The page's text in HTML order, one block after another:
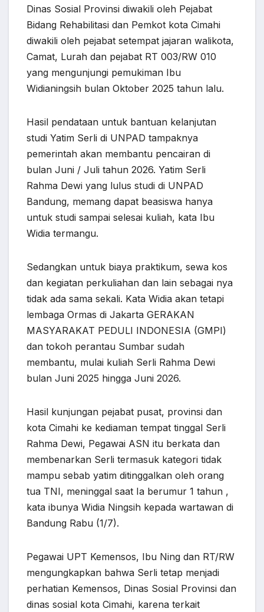
Dinas Sosial Provinsi diwakili oleh Pejabat
Bidang Rehabilitasi dan Pemkot kota Cimahi
diwakili oleh pejabat setempat jajaran walikota,
Camat, Lurah dan pejabat RT 003/RW 010
yang mengunjungi pemukiman Ibu
Widianingsih bulan Oktober 2025 tahun lalu.
Hasil pendataan untuk bantuan kelanjutan
studi Yatim Serli di UNPAD tampaknya
pemerintah akan membantu pencairan di
bulan Juni / Juli tahun 2026. Yatim Serli
Rahma Dewi yang lulus studi di UNPAD
Bandung, memang dapat beasiswa hanya
untuk studi sampai selesai kuliah, kata Ibu
Widia termangu.
Sedangkan untuk biaya praktikum, sewa kos
dan kegiatan perkuliahan dan lain sebagai nya
tidak ada sama sekali. Kata Widia akan tetapi
lembaga Ormas di Jakarta GERAKAN
MASYARAKAT PEDULI INDONESIA (GMPI)
dan tokoh perantau Sumbar sudah
membantu, mulai kuliah Serli Rahma Dewi
bulan Juni 2025 hingga Juni 2026.
Hasil kunjungan pejabat pusat, provinsi dan
kota Cimahi ke kediaman tempat tinggal Serli
Rahma Dewi, Pegawai ASN itu berkata dan
membenarkan Serli termasuk kategori tidak
mampu sebab yatim ditinggalkan oleh orang
tua TNI, meninggal saat Ia berumur 1 tahun ,
kata ibunya Widia Ningsih kepada wartawan di
Bandung Rabu (1/7).
Pegawai UPT Kemensos, Ibu Ning dan RT/RW
mengungkapkan bahwa Serli tetap menjadi
perhatian Kemensos, Dinas Sosial Provinsi dan
dinas sosial kota Cimahi, karena terkait